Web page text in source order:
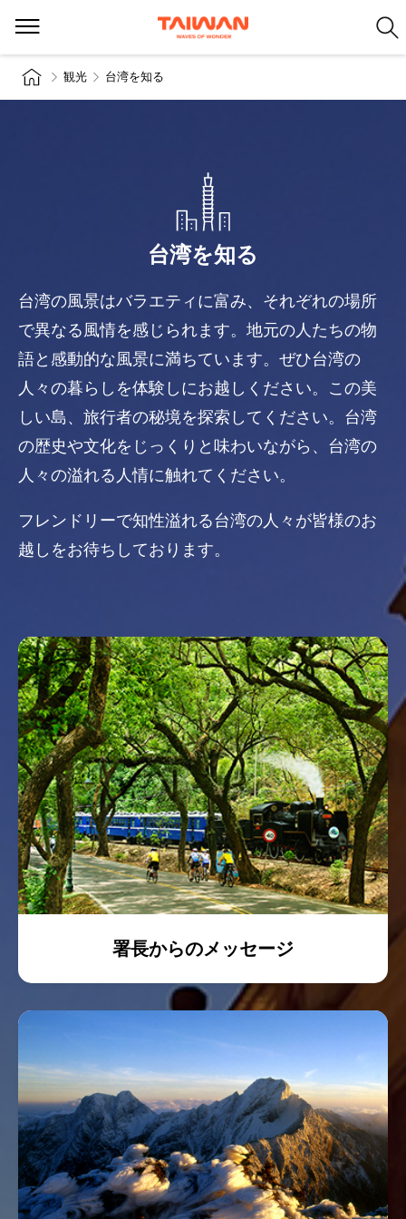
観光 台湾を知る
台湾を知る
台湾の風景はバラエティに富み、それぞれの場所
で異なる風情を感じられます。地元の人たちの物
語と感動的な風景に満ちています。ぜひ台湾の
人々の暮らしを体験しにお越しください。この美
しい島、旅行者の秘境を探索してください。台湾
の歴史や文化をじっくりと味わいながら、台湾の
人々の溢れる人情に触れてください。
フレンドリーで知性溢れる台湾の人々が皆様のお
越しをお待ちしております。
署長からのメッセージ